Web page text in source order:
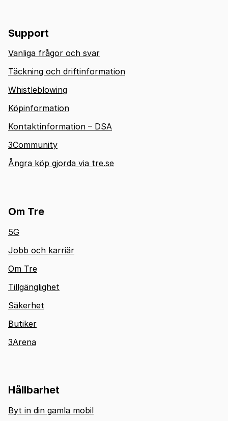
Support
Vanliga frågor och svar
Täckning och driftinformation
Whistleblowing
Köpinformation
Kontaktinformation – DSA
3Community
Ångra köp gjorda via tre.se
Om Tre
5G
Jobb och karriär
Om Tre
Tillgänglighet
Säkerhet
Butiker
3Arena
Hållbarhet
Byt in din gamla mobil